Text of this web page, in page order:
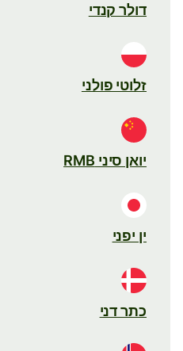
דולר קנדי
זלוטי פולני
יואן סיני RMB
ין יפני
כתר דני